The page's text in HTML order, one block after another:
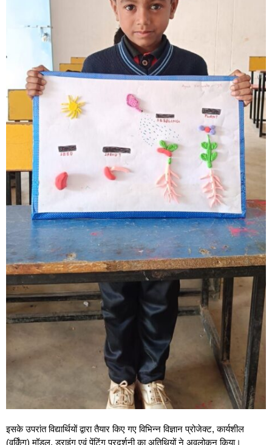
इसके उपरांत विद्यार्थियों द्वारा तैयार किए गए विभिन्न विज्ञान प्रोजेक्ट, कार्यशील
(वर्किंग) मॉडल, ड्राइंग एवं पेंटिंग प्रदर्शनी का अतिथियों ने अवलोकन किया।